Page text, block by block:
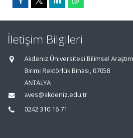
İletişim Bilgileri
Akdeniz Üniversitesi Bilimsel
Birimi Rektörlük Binası, 07058
ANTALYA
aves@akdeniz.edu.tr
0242 310 16 71